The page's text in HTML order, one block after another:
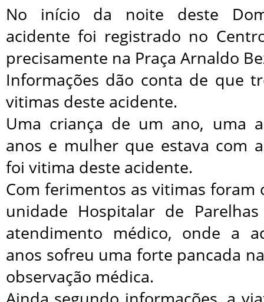
No início da noite deste
acidente foi registrado no
precisamente na Praça Arnaldo
Informações dão conta de que
vitimas deste acidente.
Uma criança de um ano, uma
anos e mulher que estava com
foi vitima deste acidente.
Com ferimentos as vitimas foram
unidade Hospitalar de
atendimento médico, onde a
anos sofreu uma forte pancada
observação médica.